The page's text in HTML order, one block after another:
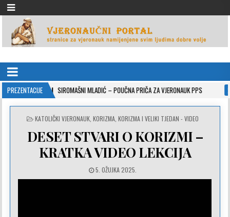
VJERONAUČNI PORTAL
PREZENTACIJE
10-26 SIROMAŠNI MLADIĆ – POUČNA PRIČA ZA VJERONAUK PPS 2021-
POSTED
KATOLIČKI VJERONAUK, KORIZMA, KORIZMA I VELIKI TJEDAN - VIDEO
DESET STVARI O KORIZMI –
KRATKA VIDEO LEKCIJA
5. OŽUJKA 2025.